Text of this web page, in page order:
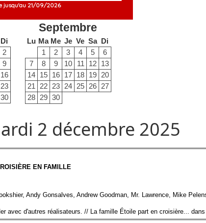
jusqu'au 21/09/2026
Di
2
9
16
23
30
Septembre
Lu Ma Me Je Ve Sa Di
1
2 3 4 5
6
7
8 9 10 11 12 13
14 15 16 17 18 19 20
21
22 23 24 25 26 27
28 29 30
2 décembre 2025